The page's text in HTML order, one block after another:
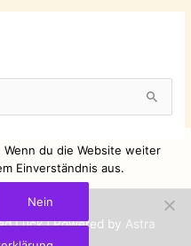
Luck| Powered by Astra
du die Website weiter
Einverständnis aus.
Nein